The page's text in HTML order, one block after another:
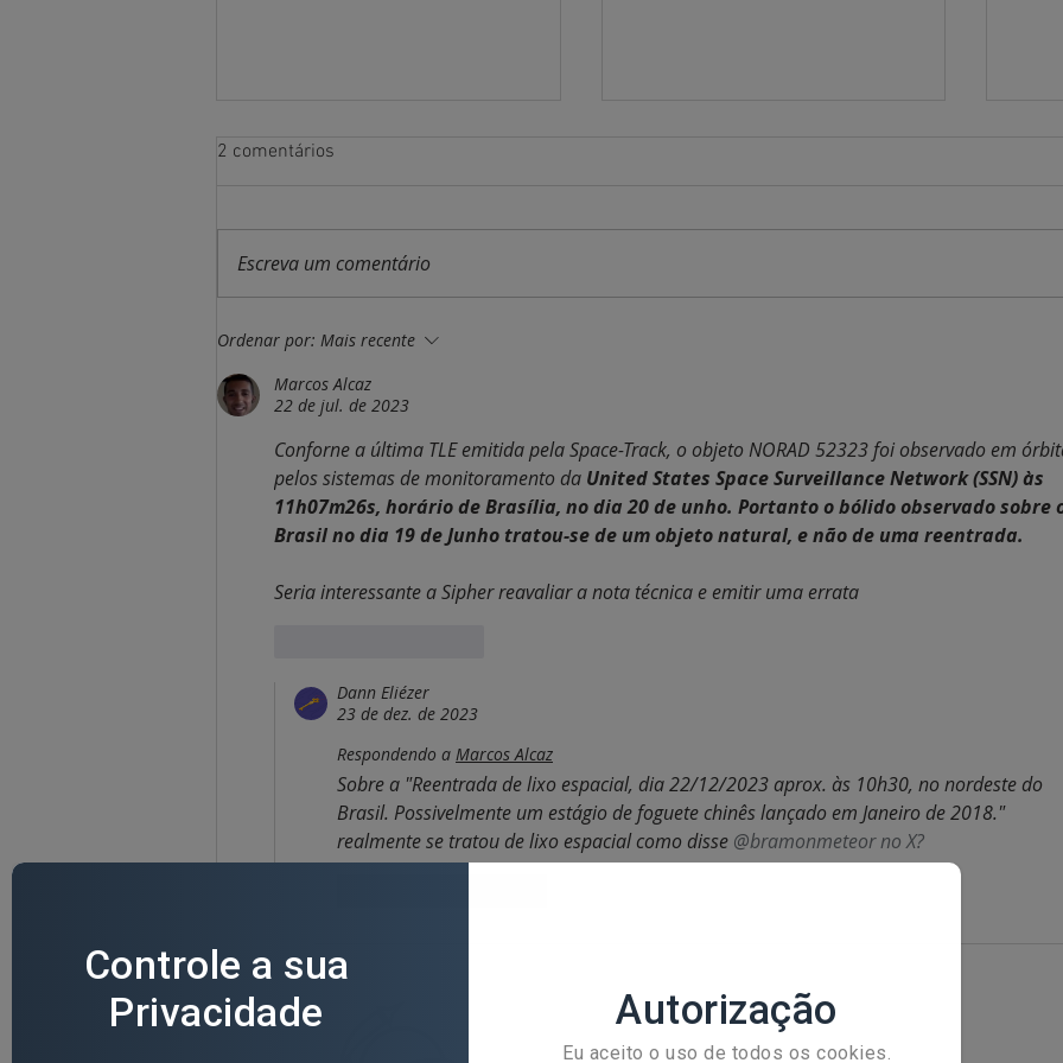
Comando da Aeronáutica ativa
o COES (Comando de
Atividades Espaciais)
2 comentários
Escreva um comentário
Ordenar por: Mais recente
Marcos Alcaz
22 de jul. de 2023
Conforne a última TLE emitida pela Space-Track, o objeto NORAD 52323 foi observado em
pelos sistemas de monitoramento da United States Space Surveillance Network (SSN) às
11h07m26s, horário de Brasília, no dia 20 de unho. Portanto o bólido observado sobre
Brasil no dia 19 de Junho tratou-se de um objeto natural, e não de uma reentrada.
Seria interessante a Sipher reavaliar a nota técnica e emitir uma errata
Dann Eliézer
23 de dez. de 2023
Respondendo a Marcos Alcaz
Sobre a "Reentrada de lixo espacial, dia 22/12/2023 aprox. às 10h30, no nordeste do
Brasil. Possivelmente um estágio de foguete chinês lançado em Janeiro de 2018."
realmente se tratou de lixo espacial como disse @bramonmeteor no X?